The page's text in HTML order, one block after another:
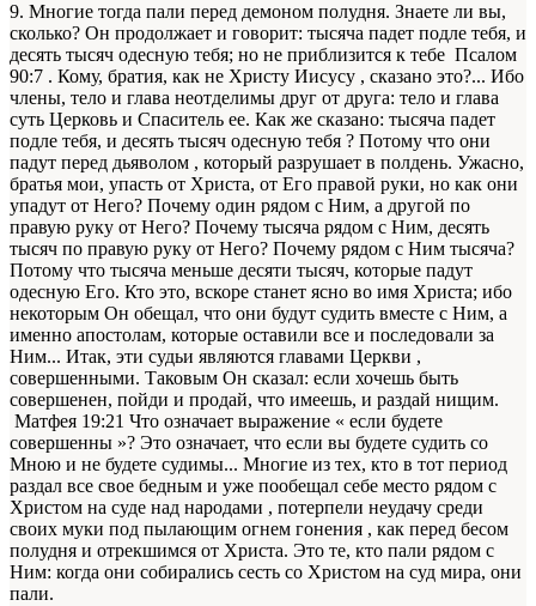
9. Многие тогда пали перед демоном полудня. Знаете ли вы,
сколько? Он продолжает и говорит: тысяча падет подле тебя, и
десять тысяч одесную тебя; но не приблизится к тебе Псалом
90:7 . Кому, братия, как не Христу Иисусу , сказано это?... Ибо
члены, тело и глава неотделимы друг от друга: тело и глава
суть Церковь и Спаситель ее. Как же сказано: тысяча падет
подле тебя, и десять тысяч одесную тебя ? Потому что они
падут перед дьяволом , который разрушает в полдень. Ужасно,
братья мои, упасть от Христа, от Его правой руки, но как они
упадут от Него? Почему один рядом с Ним, а другой по
правую руку от Него? Почему тысяча рядом с Ним, десять
тысяч по правую руку от Него? Почему рядом с Ним тысяча?
Потому что тысяча меньше десяти тысяч, которые падут
одесную Его. Кто это, вскоре станет ясно во имя Христа; ибо
некоторым Он обещал, что они будут судить вместе с Ним, а
именно апостолам, которые оставили все и последовали за
Ним... Итак, эти судьи являются главами Церкви ,
совершенными. Таковым Он сказал: если хочешь быть
совершенен, пойди и продай, что имеешь, и раздай нищим.
Матфея 19:21 Что означает выражение « если будете
совершенны »? Это означает, что если вы будете судить со
Мною и не будете судимы... Многие из тех, кто в тот период
раздал все свое бедным и уже пообещал себе место рядом с
Христом на суде над народами , потерпели неудачу среди
своих муки под пылающим огнем гонения , как перед бесом
полудня и отрекшимся от Христа. Это те, кто пали рядом с
Ним: когда они собирались сесть со Христом на суд мира, они
пали.